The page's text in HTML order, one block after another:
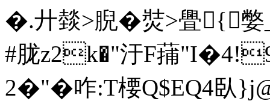
�.廾燅>腉�焋>舋{
#胧z2k�"汙F蒱
2�"�咋:T楆Q$EQ4臥